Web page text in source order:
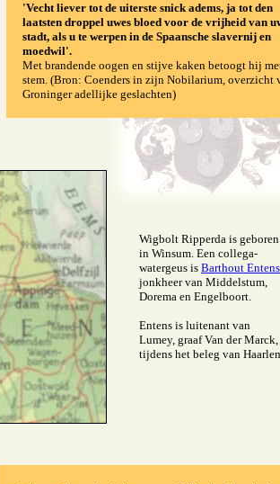
'Vecht liever tot de uiterste snick adems, ja tot den
laatsten droppel uwes bloed voor de vrijheid van
stadt, als u te werpen in de Spaansche slavernij en
moedwil'.
Met brandende oogen en stijve kaken betoogt hij
stem. (Bron: Coenders in zijn Nobilarium, overzicht
Groninger adellijke geslachten)
Wigbolt Ripperda is geboren
in Winsum. Een collega-
watergeus is Barthout Entens
jonkheer van Middelstum,
Dorema en Engelboort.
Entens is luitenant van
Lumey, graaf Van der Marck,
tijdens het beleg van